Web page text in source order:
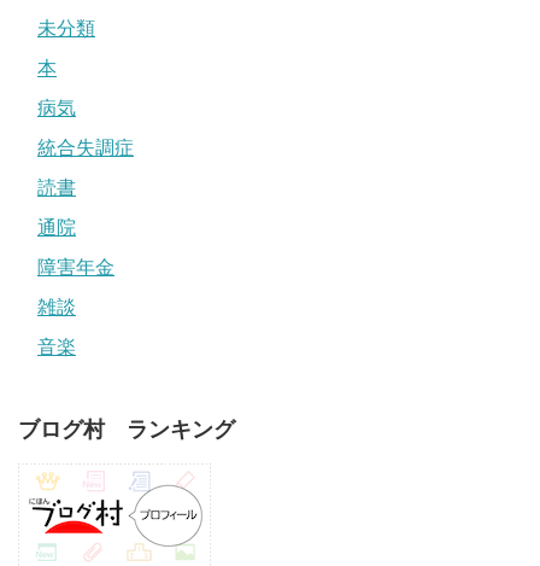
未分類
本
病気
統合失調症
読書
通院
障害年金
雑談
音楽
ブログ村 ランキング